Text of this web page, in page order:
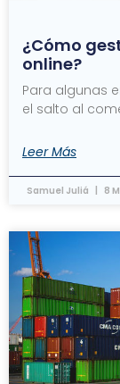
¿Cómo
online?
Para algunas
el salto al
Leer Más
Samuel Juliá 8